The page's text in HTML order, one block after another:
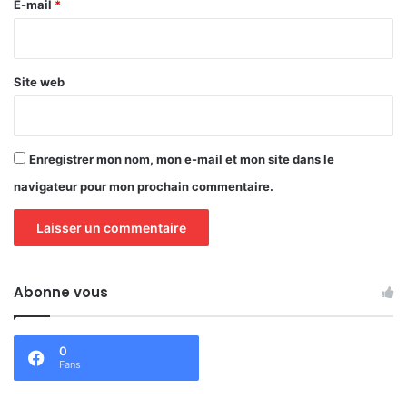
e
E-mail *
Site web
Enregistrer mon nom, mon e-mail et mon site dans le
navigateur pour mon prochain commentaire.
Abonne vous
0
Fans